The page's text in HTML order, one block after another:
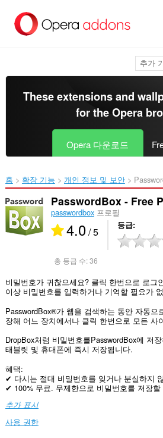
건
These extensions and
for theOpera
Opera 다운로드
홈 확장 기능 개인 정보 및 보안
PasswordBox - Free
passwordbox프로필
4.0/ 5 등급
총 등급 수:36
비밀번호가 귀찮으세요? 클릭 한번으로 로그
이상 비밀번호를 입력하거나 기억할 필요가
PasswordBox®가 웹을 검색하는 동안 자동으
장해 어느 장치에서나 클릭 한번으로 모든 사
DropBox처럼 비밀번호를PasswordBox에 저
태블릿 및 휴대폰에 즉시 저장됩니다.
혜택:
✔ 다시는 절대 비밀번호를 잊거나 분실하지
✔ 100% 무료. 무제한으로 비밀번호를 저장
추가 표시
사용 권한